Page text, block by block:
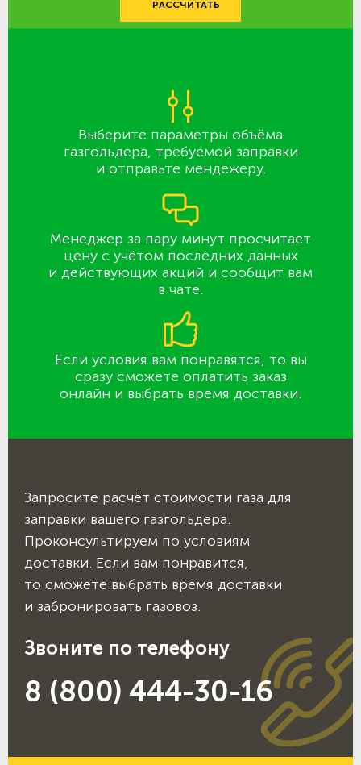
РАССЧИТАТЬ
Выберите параметры объёма
газгольдера, требуемой заправки
и отправьте мендежеру.
Менеджер за пару минут просчитает
цену с учётом последних данных
и действующих акций и сообщит вам
в чате.
Если условия вам понравятся, то вы
сразу сможете оплатить заказ
онлайн и выбрать время доставки.
Запросите расчёт стоимости газа для
заправки вашего газгольдера.
Проконсультируем по условиям
доставки. Если вам понравится,
то сможете выбрать время доставки
и забронировать газовоз.
Звоните по телефону
8 (800) 444-30-16